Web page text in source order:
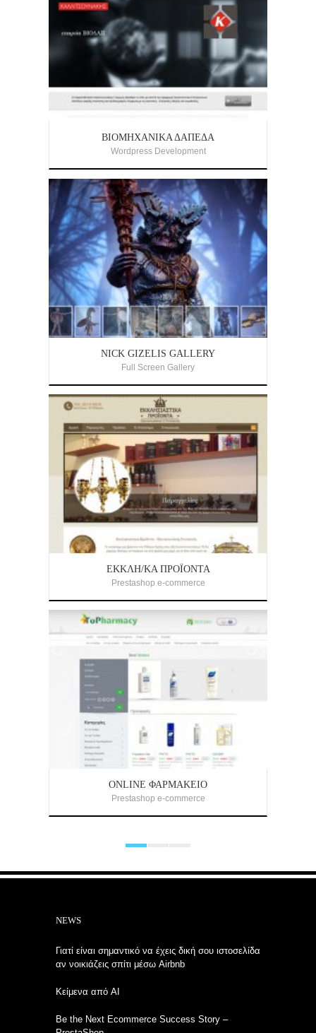
ΒΙΟΜΗΧΑΝΙΚΆ ΔΆΠΕΔΑ
Wordpress Development
NICK GIZELIS GALLERY
Full Screen Gallery
ΕΚΚΛΗ/ΚΆ ΠΡΟΪΌΝΤΑ
Prestashop e-commerce
ONLINE ΦΑΡΜΑΚΕΊΟ
Prestashop e-commerce
NEWS
Γιατί είναι σημαντικό να έχεις δική σου ιστοσελίδα
αν νοικιάζεις σπίτι μέσω Airbnb
Κείμενα από AI
Be the Next Ecommerce Success Story –